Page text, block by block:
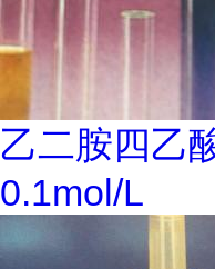
乙二胺四乙
0.1mol/L